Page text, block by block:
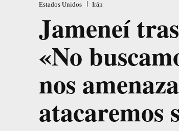
Estados Unidos Irán
Jameneí
«No
nos
atacaremos